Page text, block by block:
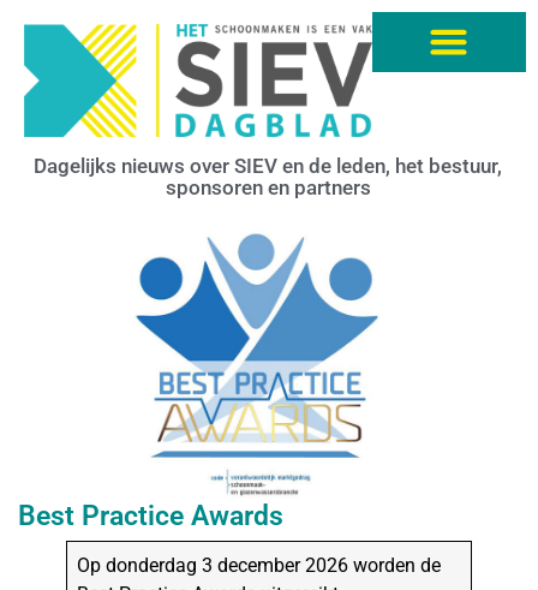
Dagelijks nieuws over SIEV en de leden, het bestuur,
sponsoren en partners
Best Practice Awards
Op donderdag 3 december 2026 worden de